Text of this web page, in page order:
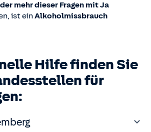
mehr dieser Fragen mit Ja
ist einAlkoholmissbrauch
Hilfe finden Sie
für